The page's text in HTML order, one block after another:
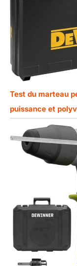
Test du marteau
puissance et